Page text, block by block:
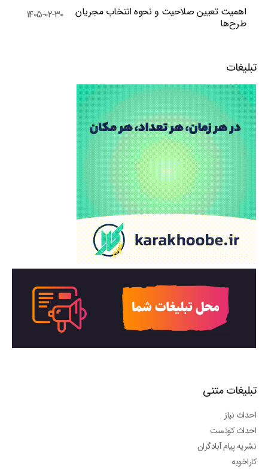
اهمیت تعیین صلاحیت و نحوه انتخاب مجریان
طرح‌ها
۱۴۰۵-۰۲-۳۰
تبلیغات
تبلیغات متنی
احداث نیاز
احداث کوئست
نشریه پیام آبادگران
کاراخوبه